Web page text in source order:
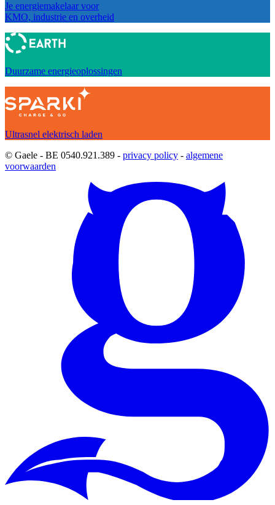
Je energiemakelaar voor
KMO, industrie en overheid
Duurzame energieoplossingen
Ultrasnel elektrisch laden
© Gaele - BE 0540.921.389 - privacy policy - algemene
voorwaarden